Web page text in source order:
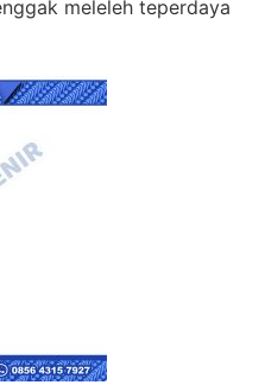
meleleh teperdaya